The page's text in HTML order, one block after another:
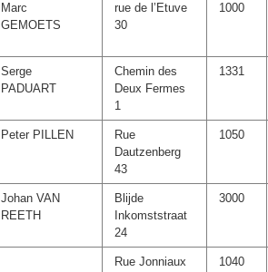
Marc
GEMOETS
rue de l’Etuve
30
1000
Serge
PADUART
Chemin des
Deux Fermes
1
1331
Peter PILLEN
Rue
Dautzenberg
43
1050
Johan VAN
REETH
Blijde
Inkomststraat
24
3000
Rue Jonniaux
1040